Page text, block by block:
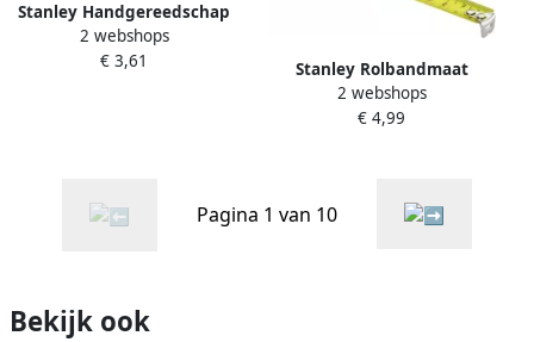
Stanley Handgereedschap
Reserve Mesje 38mm voor
0-28-617 1 stuk kaart 0-28-
2 webshops
€ 3,61
Stanley Rolbandmaat
Tylon™ lengte 5 m breedte
19 mm cm EG II kunststof
2 webshops
€ 4,99
Pagina 1 van 10
Bekijk ook